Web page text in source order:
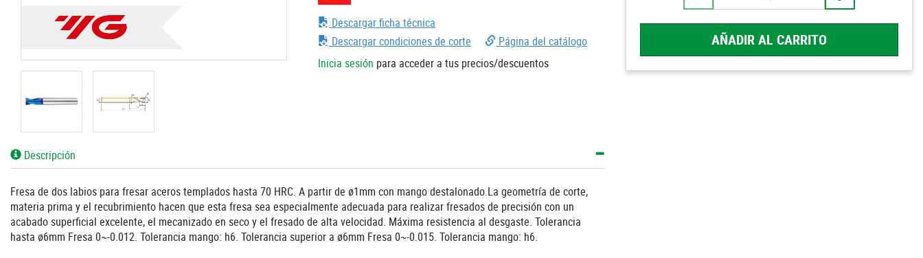
AÑADIR AL CARRITO
Descargar ficha técnica
Descargar condiciones de corte
Página del catálogo
Inicia sesión para acceder a tus precios/descuentos
Descripción
Fresa de dos labios para fresar aceros templados hasta 70 HRC. A partir de ø1mm con mango destalonado.La geometría de corte,
materia prima y el recubrimiento hacen que esta fresa sea especialmente adecuada para realizar fresados de precisión con un
acabado superficial excelente, el mecanizado en seco y el fresado de alta velocidad. Máxima resistencia al desgaste. Tolerancia
hasta ø6mm Fresa 0~-0.012. Tolerancia mango: h6. Tolerancia superior a ø6mm Fresa 0~-0.015. Tolerancia mango: h6.